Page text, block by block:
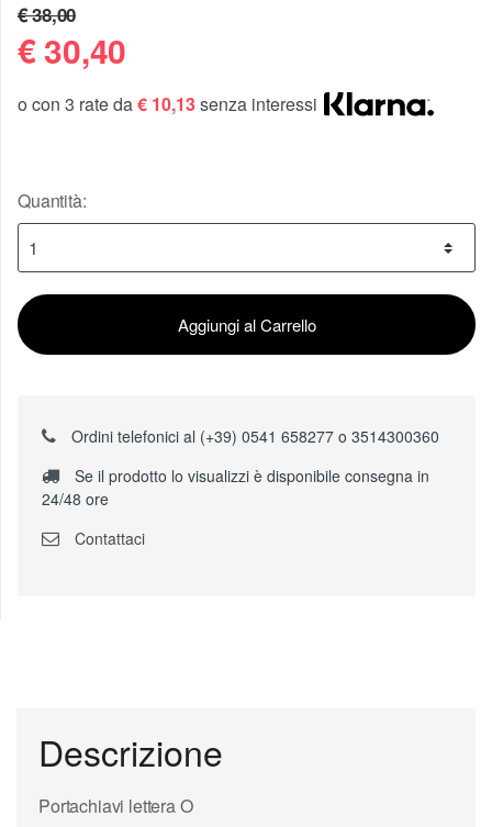
€ 38,00
€30,40
o con 3 rate da€ 10,13senza interessi
Quantità:
Aggiungi al Carrello
Ordini telefonici al (+39) 0541 658277 o 3514300360
Se il prodotto lo visualizzi è disponibile consegna in
24/48 ore
Contattaci
Descrizione
Portachiavi lettera O